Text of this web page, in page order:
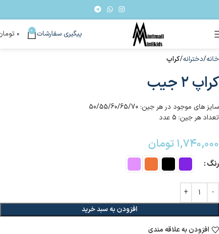
پیگیری سفارشات 0 ۰
خانه دخترانه کراپ
کراپ ۲ جیب
سایز های موجود در هر جین: 50/55/60/65/70
تعداد هر جین: 5 عدد
۱,۷۴۰,۰۰۰تومان
رنگ
افزودن به سبد خرید
افزودن به علاقه مندی